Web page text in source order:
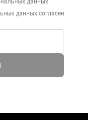
данных
данных согласен